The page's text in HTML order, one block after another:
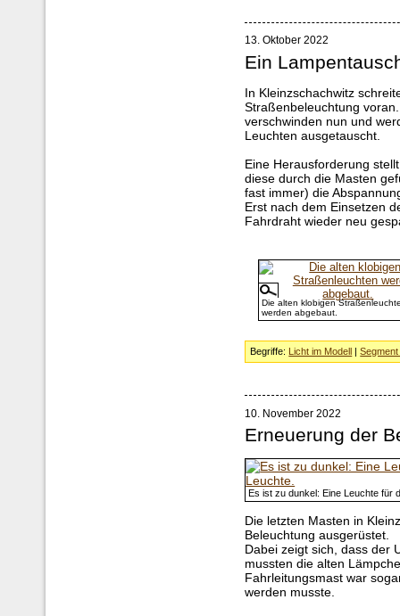
13. Oktober 2022
Ein
In Kleinzschachwitz
Straßenbeleuchtung
verschwinden nun und
Leuchten ausgetauscht.
Eine Herausforderung
diese durch die Masten
fast immer) die
Erst nach dem Einsetzen
Fahrdraht wieder neu
Die alten klobigen
werden abgebaut.
Begriffe: Licht im Modell |
10. November 2022
Erneuerung der
Es ist zu dunkel: Eine Leuchte für
Die letzten Masten in
Beleuchtung ausgerüstet.
Dabei zeigt sich, dass der
mussten die alten
Fahrleitungsmast war
werden musste.